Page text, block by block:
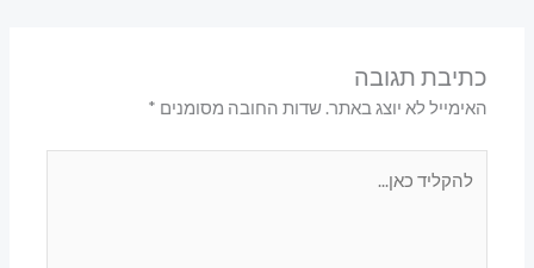
כתיבת תגובה
האימייל לא יוצג באתר.שדות החובה מסומנים *